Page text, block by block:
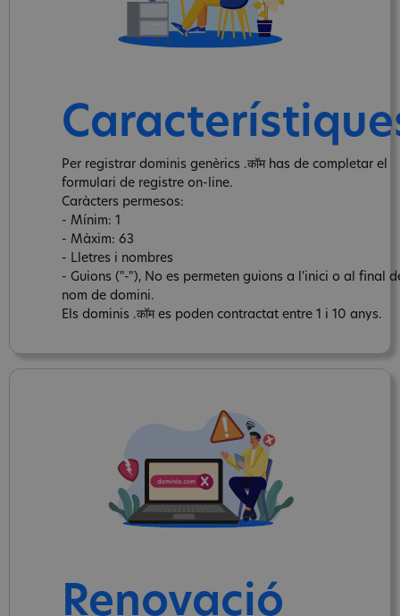
Per registrar dominis genèrics .कॉम has de completar el
formulari de registre on-line.
Caràcters permesos:
- Mínim: 1
- Màxim: 63
- Lletres i nombres
- Guions ("-"), No es permeten guions a l'inici o al final
nom de domini.
Els dominis .कॉम es poden contractat entre 1 i 10 anys.
Renovació